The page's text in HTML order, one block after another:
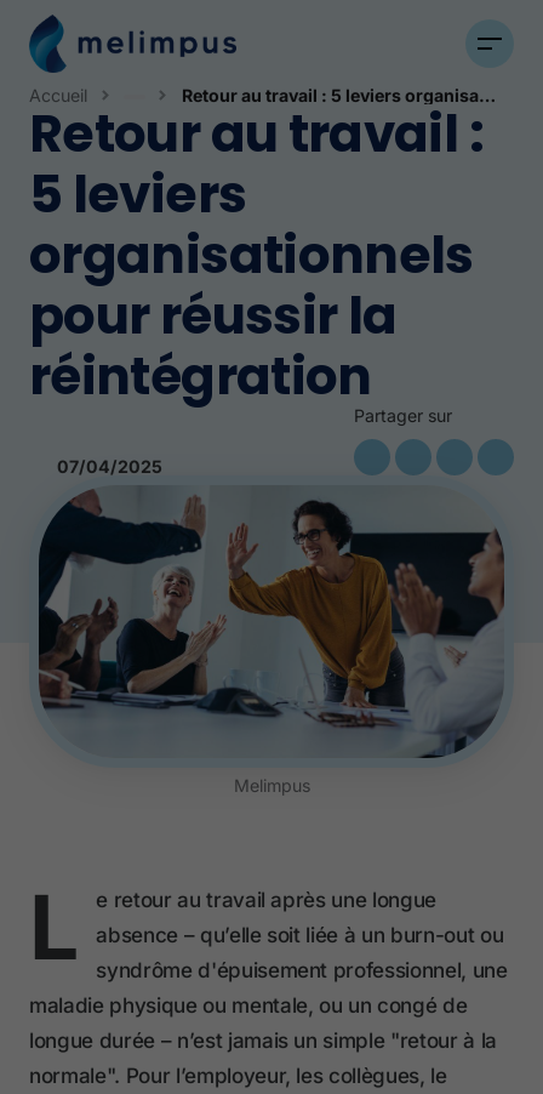
Accueil
Actualités
Retour au travail : 5 leviers organisationnels pour réussir la réintégration
Retour au travail :
5 leviers
organisationnels
pour réussir la
réintégration
07/04/2025
Partager sur
Melimpus
L
e retour au travail après une longue
absence – qu’elle soit liée à un burn-out ou
syndrôme d'épuisement professionnel, une
maladie physique ou mentale, ou un congé de
longue durée – n’est jamais un simple "retour à la
normale". Pour l’employeur, les collègues, le